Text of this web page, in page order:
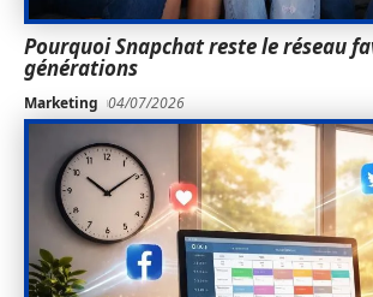
Pourquoi Snapchat reste le réseau
générations
Marketing 04/07/2026